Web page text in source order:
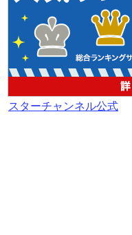
スターチャンネル公式